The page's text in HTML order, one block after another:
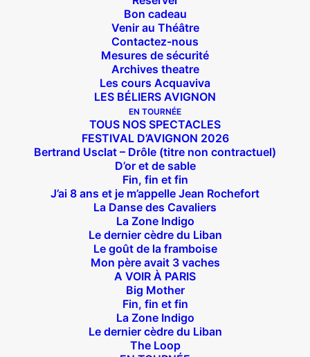
Bon cadeau
Venir au Théâtre
Contactez-nous
Mesures de sécurité
Archives theatre
Les cours Acquaviva
LES BÉLIERS AVIGNON
EN TOURNÉE
TOUS NOS SPECTACLES
FESTIVAL D’AVIGNON 2026
Bertrand Usclat – Drôle (titre non contractuel)
D’or et de sable
Fin, fin et fin
J’ai 8 ans et je m’appelle Jean Rochefort
La Danse des Cavaliers
La Zone Indigo
Le dernier cèdre du Liban
Le goût de la framboise
Mon père avait 3 vaches
A VOIR À PARIS
Big Mother
Fin, fin et fin
La Zone Indigo
Le dernier cèdre du Liban
The Loop
Suivez nous !
Théâtre des Béliers Parisiens